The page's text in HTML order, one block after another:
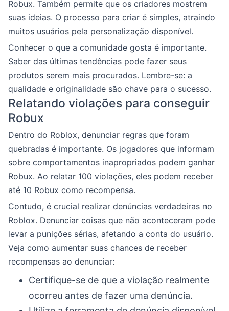
Robux. Também permite que os criadores mostrem
suas ideias. O processo para criar é simples, atraindo
muitos usuários pela personalização disponível.
Conhecer o que a comunidade gosta é importante.
Saber das últimas tendências pode fazer seus
produtos serem mais procurados. Lembre-se: a
qualidade e originalidade são chave para o sucesso.
Relatando violações para conseguir
Robux
Dentro do Roblox, denunciar regras que foram
quebradas é importante. Os jogadores que informam
sobre comportamentos inapropriados podem ganhar
Robux. Ao relatar 100 violações, eles podem receber
até 10 Robux como recompensa.
Contudo, é crucial realizar denúncias verdadeiras no
Roblox. Denunciar coisas que não aconteceram pode
levar a punições sérias, afetando a conta do usuário.
Veja como aumentar suas chances de receber
recompensas ao denunciar:
Certifique-se de que a violação realmente
ocorreu antes de fazer uma denúncia.